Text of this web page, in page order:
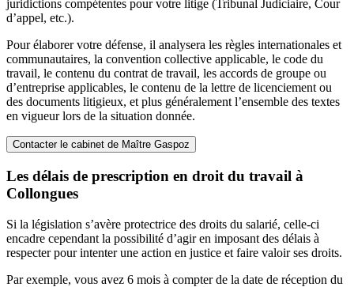
juridictions compétentes pour votre litige (Tribunal Judiciaire, Cour
d’appel, etc.).
Pour élaborer votre défense, il analysera les règles internationales et
communautaires, la convention collective applicable, le code du
travail, le contenu du contrat de travail, les accords de groupe ou
d’entreprise applicables, le contenu de la lettre de licenciement ou
des documents litigieux, et plus généralement l’ensemble des textes
en vigueur lors de la situation donnée.
Contacter le cabinet de Maître Gaspoz
Les délais de prescription en droit du travail à
Collongues
Si la législation s’avère protectrice des droits du salarié, celle-ci
encadre cependant la possibilité d’agir en imposant des délais à
respecter pour intenter une action en justice et faire valoir ses droits.
Par exemple, vous avez 6 mois à compter de la date de réception du